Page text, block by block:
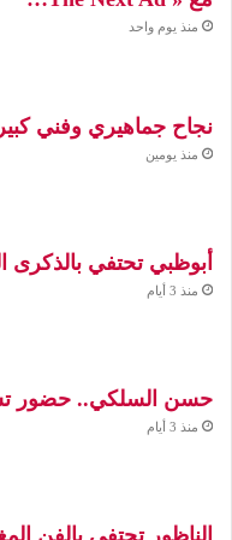
منذ يوم واحد
نجاح جماهيري وفني
منذ يومين
أبوظبي تحتفي
منذ 3 أيام
حسن السلكي.. حضور
منذ 3 أيام
الناظور تحتفي بالفن